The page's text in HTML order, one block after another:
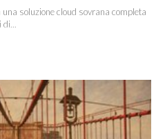
soluzione cloud sovrana completa